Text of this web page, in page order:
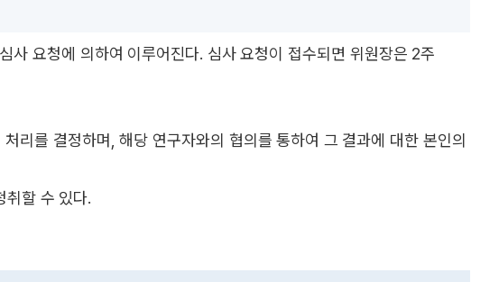
사 요청에 의하여 이루어진다. 심사 요청이 접수되면 위원장은 2주
리를 결정하며, 해당 연구자와의 협의를 통하여 그 결과에 대한 본인의
취할 수 있다.